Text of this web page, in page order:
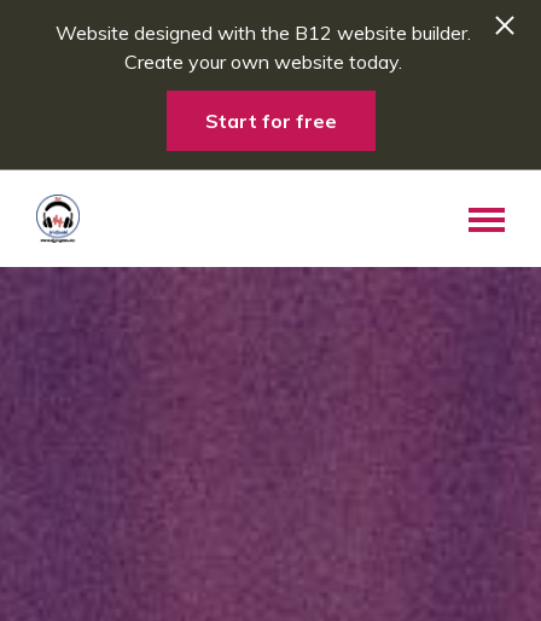
Skip to main content
Website designed with the B12 website builder.
Create your own website today.
Start for free